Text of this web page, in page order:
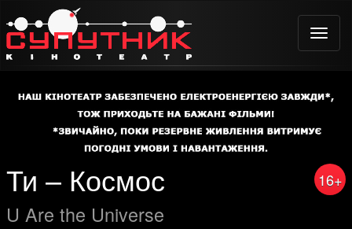
Toggle
16+
Ти – Космос
U Are the Universe